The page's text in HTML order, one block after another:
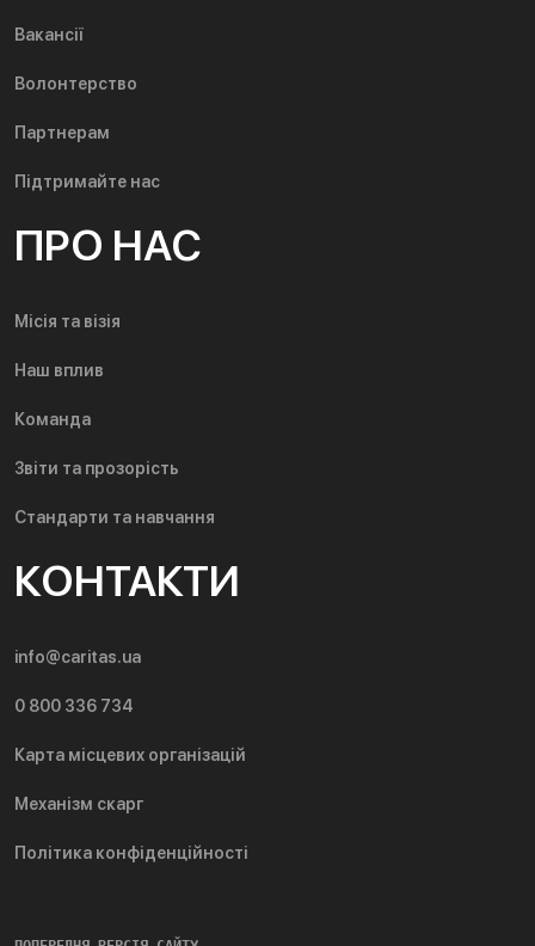
Вакансії
Волонтерство
Партнерам
Підтримайте нас
ПРО НАС
Місія та візія
Наш вплив
Команда
Звіти та прозорість
Стандарти та навчання
КОНТАКТИ
info@caritas.ua
0 800 336 734
Карта місцевих організацій
Механізм скарг
Політика конфіденційності